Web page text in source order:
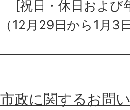
[祝日・休日および
（12月29日から1月3
市政に関するお問